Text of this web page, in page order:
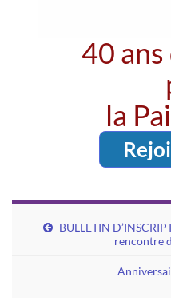
40 ans
la
BULLETIN
rencontre